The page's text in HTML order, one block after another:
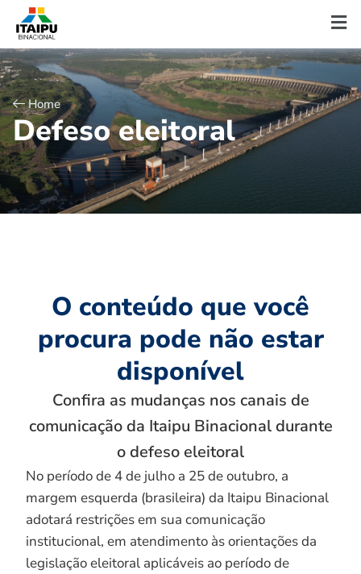
Home
Defeso eleitoral
O conteúdo que você
procura pode não estar
disponível
Confira as mudanças nos canais de
comunicação da Itaipu Binacional durante
o defeso eleitoral
No período de 4 de julho a 25 de outubro, a
margem esquerda (brasileira) da Itaipu Binacional
adotará restrições em sua comunicação
institucional, em atendimento às orientações da
legislação eleitoral aplicáveis ao período de